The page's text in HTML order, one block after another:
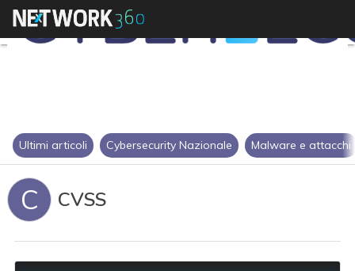
Ultimi articoli Cybersecurity Nazionale Malware e attacchi
C CVSS